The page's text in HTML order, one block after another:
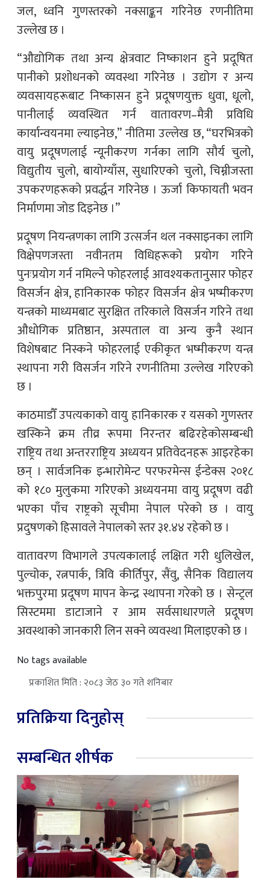
जल, ध्वनि गुणस्तरको नक्साङ्कन गरिनेछ रणनीतिमा
उल्लेख छ ।
“औद्योगिक तथा अन्य क्षेत्रवाट निष्काशन हुने प्रदूषित
पानीको प्रशोधनको व्यवस्था गरिनेछ । उद्योग र अन्य
व्यवसायहरूबाट निष्कासन हुने प्रदूषणयुक्त धुवा, धूलो,
पानीलाई व्यवस्थित गर्न वातावरण–मैत्री प्रविधि
कार्यान्वयनमा ल्याइनेछ,” नीतिमा उल्लेख छ, “घरभित्रको
वायु प्रदूषणलाई न्यूनीकरण गर्नका लागि सौर्य चुलो,
विद्युतीय चुलो, बायोग्याँस, सुधारिएको चुलो, चिम्नीजस्ता
उपकरणहरूको प्रवर्द्धन गरिनेछ । ऊर्जा किफायती भवन
निर्माणमा जोड दिइनेछ ।”
प्रदूषण नियन्त्रणका लागि उत्सर्जन थल नक्साइनका लागि
विक्षेपणजस्ता नवीनतम विधिहरूको प्रयोग गरिने
पुनःप्रयोग गर्न नमिल्ने फोहरलाई आवश्यकतानुसार फोहर
विसर्जन क्षेत्र, हानिकारक फोहर विसर्जन क्षेत्र भष्मीकरण
यन्त्रको माध्यमबाट सुरक्षित तरिकाले विसर्जन गरिने तथा
औधोगिक प्रतिष्ठान, अस्पताल वा अन्य कुनै स्थान
विशेषबाट निस्कने फोहरलाई एकीकृत भष्मीकरण यन्त्र
स्थापना गरी विसर्जन गरिने रणनीतिमा उल्लेख गरिएको
छ ।
काठमाडौँ उपत्यकाको वायु हानिकारक र यसको गुणस्तर
खस्किने क्रम तीव्र रूपमा निरन्तर बढिरहेकोसम्बन्धी
राष्ट्रिय तथा अन्तरराष्ट्रिय अध्ययन प्रतिवेदनहरू आइरहेका
छन् । सार्वजनिक इन्भारोमेन्ट परफरमेन्स ईन्डेक्स २०१८
को १८० मुलुकमा गरिएको अध्ययनमा वायु प्रदूषण वढी
भएका पाँच राष्ट्रको सूचीमा नेपाल परेको छ । वायु
प्रदुषणको हिसावले नेपालको स्तर ३१.४४ रहेको छ ।
वातावरण विभागले उपत्यकालाई लक्षित गरी धुलिखेल,
पुल्चोक, रत्नपार्क, त्रिवि कीर्तिपुर, सैंवु, सैनिक विद्यालय
भक्तपुरमा प्रदूषण मापन केन्द्र स्थापना गरेको छ । सेन्ट्रल
सिस्टममा डाटाजाने र आम सर्वसाधारणले प्रदूषण
अवस्थाको जानकारी लिन सक्ने व्यवस्था मिलाइएको छ ।
No tags available
प्रकाशित मिति : २०८३ जेठ ३० गते शनिबार
प्रतिक्रिया दिनुहोस्
सम्बन्धित शीर्षक